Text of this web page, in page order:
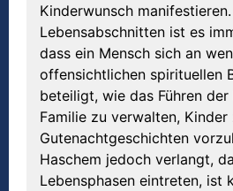
Kinderwunsch
Lebensabschnitten ist es
dass ein Mensch sich an
offensichtlichen spirituellen
beteiligt, wie das Führen der
Familie zu verwalten, Kinder
Gutenachtgeschichten
Haschem jedoch verlangt,
Lebensphasen eintreten, ist